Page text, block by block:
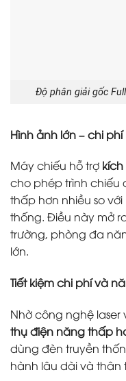
Độ phân giải gốc
Hình ảnh lớn – chi
Máy chiếu hỗ trợ
cho phép trình chiếu
thấp hơn nhiều so
thống. Điều này mở
trường, phòng đa
lớn.
Tiết kiệm chi phí và
Nhờ công nghệ laser
thụ điện năng thấp
dùng đèn truyền
hành lâu dài và thân